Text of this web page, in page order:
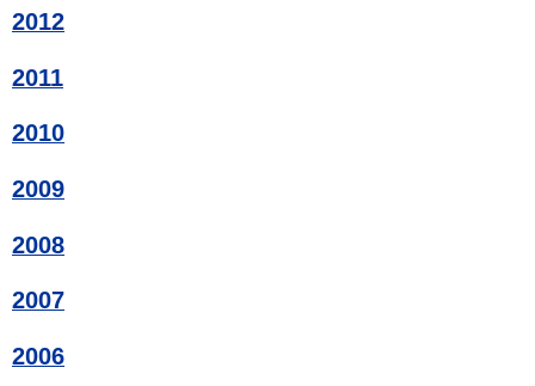
2012
2011
2010
2009
2008
2007
2006